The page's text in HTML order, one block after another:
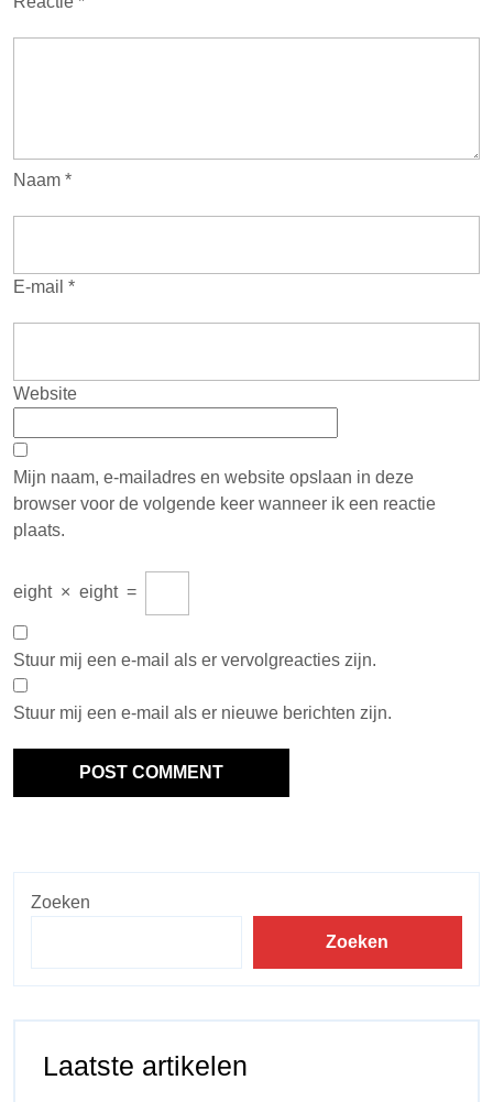
Naam *
E-mail *
Website
Mijn naam, e-mailadres en website opslaan in deze
browser voor de volgende keer wanneer ik een reactie
plaats.
eight × eight =
Stuur mij een e-mail als er vervolgreacties zijn.
Stuur mij een e-mail als er nieuwe berichten zijn.
Zoeken
Zoeken
Laatste artikelen